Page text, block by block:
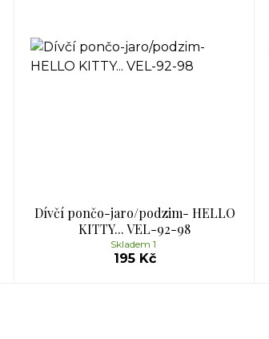
Dívčí pončo-jaro/podzim- HELLO
KITTY... VEL-92-98
195 Kč
Skladem 1